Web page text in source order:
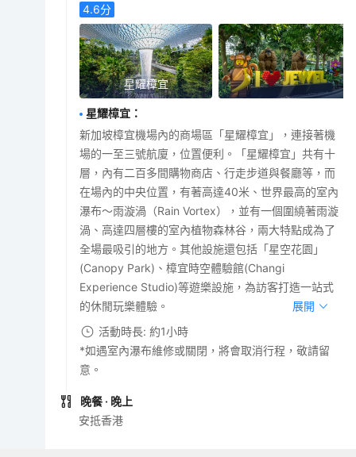
4.6分
星耀樟宜
星耀樟宜 ：
新加坡樟宜機場內的商場區「星耀樟宜」，連接著機
場的一至三號航廈，位置便利。「星耀樟宜」共有十
層，內有二百多間購物商店、行走步道與餐廳等，而
在場內的中央位置，有著高達40米、世界最高的室內
瀑布～雨漩渦（Rain Vortex），並有一個圍繞著雨漩
渦、高達四層樓的室內植物森林谷，兩大特點成為了
全場最吸引的地方。其他設施還包括「星空花園」
(Canopy Park)、樟宜時空體驗館(Changi
Experience Studio)等遊樂設施，為訪客打造一站式
的休閒玩樂體驗。
展開
活動時長: 約1小時
*如遇室內瀑布維修或關閉，將會取消行程，敬請留
意。
晚餐 · 晚上
安抵香港